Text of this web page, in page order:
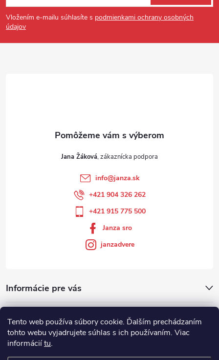
Tento web používa súbory cookie. Ďalším prechádzaním
tohto webu vyjadrujete súhlas s ich používaním. Viac
informáciítu.
Vložením e-mailu súhlasíte s podmienkami ochrany osobných
údajov
Informácie pre vás
Jana Žáková
info@janza.sk
+421 904 326 262
+421 915 775 500
Janza sro
janzadvere
Showroom